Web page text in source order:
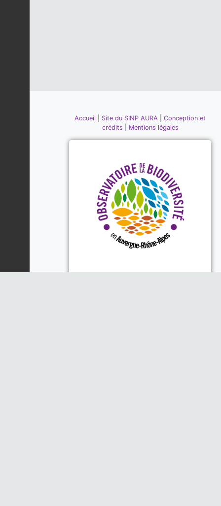
Accueil Site du SINP AURA
Conception et
crédits
Mentions légales